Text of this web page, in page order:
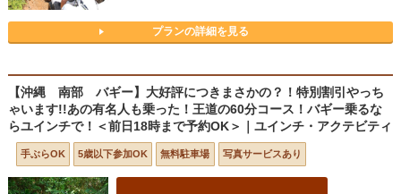
プランの詳細を見る
【沖縄 南部 バギー】大好評につきまさかの？！特別割引やっち
ゃいます!!あの有名人も乗った！王道の60分コース！バギー乗るな
らユインチで！＜前日18時まで予約OK＞｜ユインチ・アクテビティ
手ぶらOK 5歳以下参加OK 無料駐車場 写真サービスあり